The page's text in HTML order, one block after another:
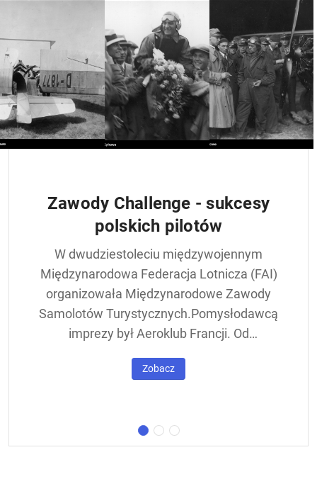
Zawody Challenge - sukcesy
polskich pilotów
W dwudziestoleciu międzywojennym
Międzynarodowa Federacja Lotnicza (FAI)
organizowała Międzynarodowe Zawody
Samolotów Turystycznych.Pomysłodawcą
imprezy był Aeroklub Francji. Od
de Tourisme – zawody nazywane były w
trasie znajdowała się m.in. Warszawa.
Zobacz